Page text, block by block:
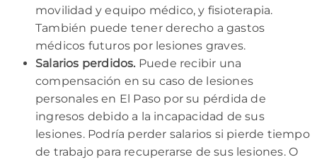
movilidad y equipo médico, y fisioterapia.
También puede tener derecho a gastos
médicos futuros por lesiones graves.
Salarios perdidos. Puede recibir una
compensación en su caso de lesiones
personales en El Paso por su pérdida de
ingresos debido a la incapacidad de sus
lesiones. Podría perder salarios si pierde tiempo
de trabajo para recuperarse de sus lesiones. O